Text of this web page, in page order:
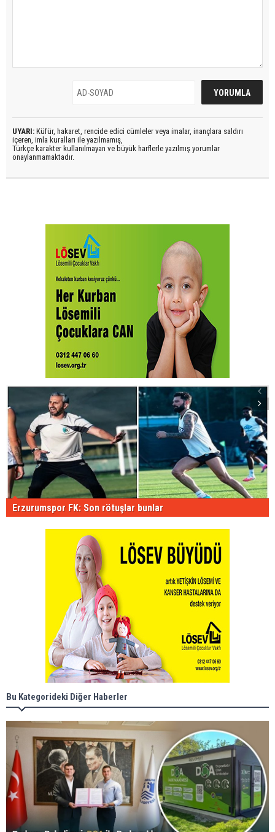
UYARI: Küfür, hakaret, rencide edici cümleler veya imalar, inançlara saldırı
içeren, imla kuralları ile yazılmamış,
Türkçe karakter kullanılmayan ve büyük harflerle yazılmış yorumlar
onaylanmamaktadır.
Erzurumspor FK: Son rötuşlar bunlar
Bu Kategorideki Diğer Haberler